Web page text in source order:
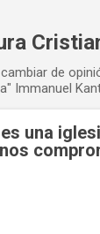
de
Immanuel
una